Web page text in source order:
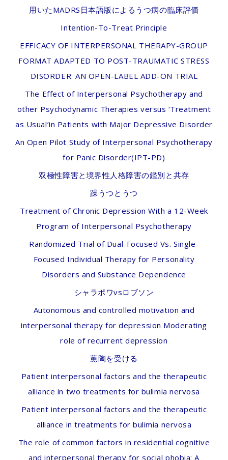
用いたMADRS日本語版によるうつ病の臨床評価
Intention-To-Treat Principle
EFFICACY OF INTERPERSONAL THERAPY-GROUP
FORMAT ADAPTED TO POST-TRAUMATIC STRESS
DISORDER: AN OPEN-LABEL ADD-ON TRIAL
The Effect of Interpersonal Psychotherapy and
other Psychodynamic Therapies versus ‘Treatment
as Usual’in Patients with Major Depressive Disorder
An Open Pilot Study of Interpersonal Psychotherapy
for Panic Disorder(IPT-PD)
双極性障害と境界性人格障害の鑑別と共存
躁うつとうつ
Treatment of Chronic Depression With a 12-Week
Program of Interpersonal Psychotherapy
Randomized Trial of Dual-Focused Vs. Single-
Focused Individual Therapy for Personality
Disorders and Substance Dependence
シャラポワvsロブソン
Autonomous and controlled motivation and
interpersonal therapy for depression Moderating
role of recurrent depression
薫陶を受ける
Patient interpersonal factors and the therapeutic
alliance in two treatments for bulimia nervosa
Patient interpersonal factors and the therapeutic
alliance in treatments for bulimia nervosa
The role of common factors in residential cognitive
and interpersonal therapy for social phobia: A